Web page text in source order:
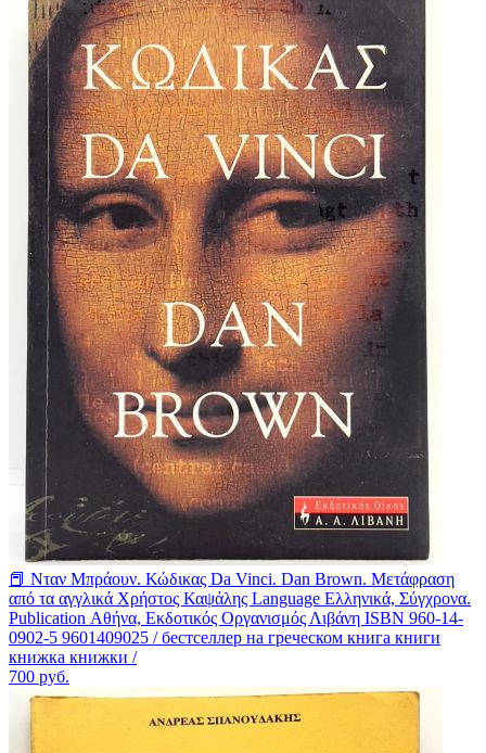
📕 Νταν Μπράουν. Κώδικας Da Vinci. Dan Brown. Μετάφραση
από τα αγγλικά Χρήστος Καψάλης Language Ελληνικά, Σύγχρονα.
Publication Αθήνα, Εκδοτικός Οργανισμός Λιβάνη ISBN 960-14-
0902-5 9601409025 / бестселлер на греческом книга книги
книжка книжки /
700 руб.